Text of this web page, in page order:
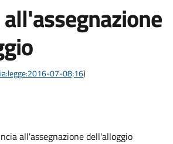
07-08;16)
all'assegnazione dell'alloggio